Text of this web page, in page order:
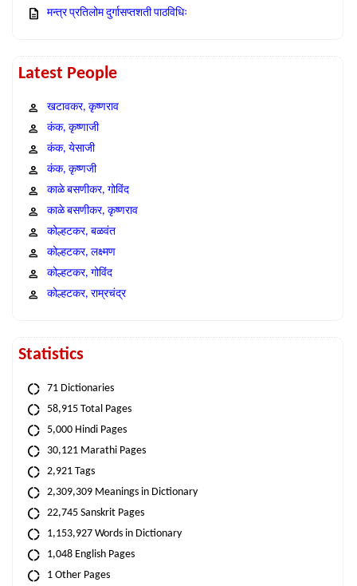
मन्त्र प्रतिलोम दुर्गासप्तशती पाठविधिः
Latest People
खटावकर, कृष्णराव
कंक, कृष्णाजी
कंक, येसाजी
कंक, कृष्णजी
काळे बसणीकर, गोविंद
काळे बसणीकर, कृष्णराव
कोल्हटकर, बळवंत
कोल्हटकर, लक्ष्मण
कोल्हटकर, गोविंद
कोल्हटकर, राम्रचंद्र
Statistics
71 Dictionaries
58,915 Total Pages
5,000 Hindi Pages
30,121 Marathi Pages
2,921 Tags
2,309,309 Meanings in Dictionary
22,745 Sanskrit Pages
1,153,927 Words in Dictionary
1,048 English Pages
1 Other Pages